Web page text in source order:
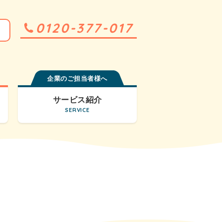
0120-377-017
企業のご担当者様へ
サービス紹介
SERVICE